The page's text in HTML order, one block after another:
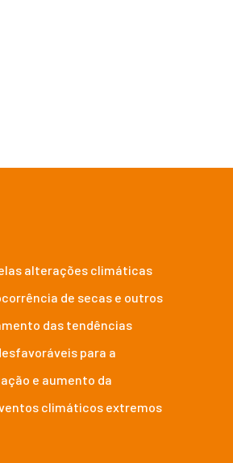
alterações climáticas
de secas e outros
das tendências
para a
e aumento da
climáticos extremos